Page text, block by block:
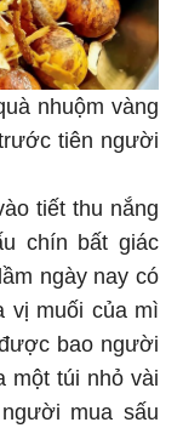
nhuộm vàng
tiên người
tiết thu nắng
chín bất giác
ngày nay có
vị muối của mì
bao người
một túi nhỏ vài
mua sấu